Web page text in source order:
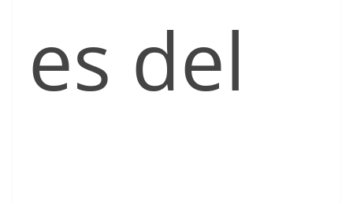
es del